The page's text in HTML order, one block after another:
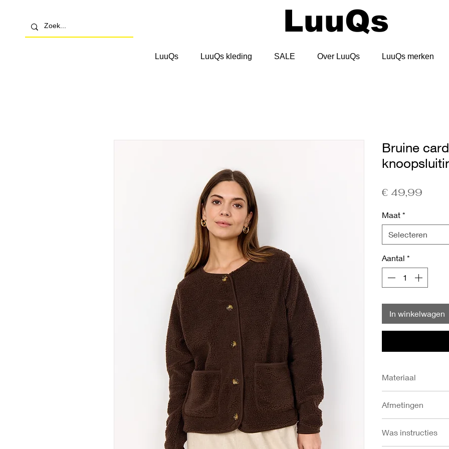
LuuQs
LuuQs LuuQs kleding SALE Over LuuQs LuuQs merken
Bruine
€ 49,99
Maat *
Selecteren
Aantal *
In winkelwagen
Materiaal
Afmetingen
XXL 134
- Onderzoom in cm:
Was instructies